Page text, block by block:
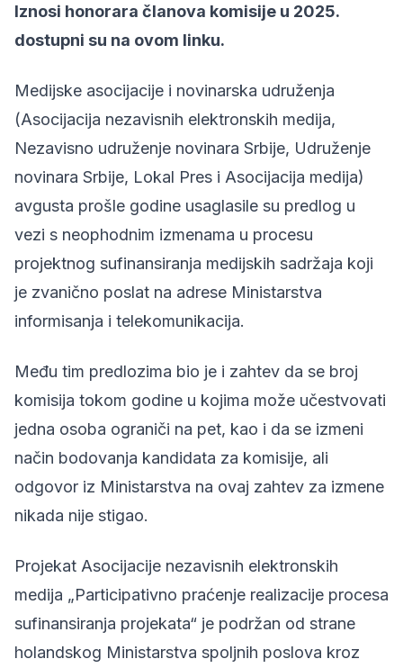
Iznosi honorara članova komisije u 2025.
dostupni su na ovom linku.
Medijske asocijacije i novinarska udruženja
(Asocijacija nezavisnih elektronskih medija,
Nezavisno udruženje novinara Srbije, Udruženje
novinara Srbije, Lokal Pres i Asocijacija medija)
avgusta prošle godine usaglasile su predlog u
vezi s neophodnim izmenama u procesu
projektnog sufinansiranja medijskih sadržaja koji
je zvanično poslat na adrese Ministarstva
informisanja i telekomunikacija.
Među tim predlozima bio je i zahtev da se broj
komisija tokom godine u kojima može učestvovati
jedna osoba ograniči na pet, kao i da se izmeni
način bodovanja kandidata za komisije, ali
odgovor iz Ministarstva na ovaj zahtev za izmene
nikada nije stigao.
Projekat Asocijacije nezavisnih elektronskih
medija „Participativno praćenje realizacije procesa
sufinansiranja projekata“ je podržan od strane
holandskog Ministarstva spoljnih poslova kroz